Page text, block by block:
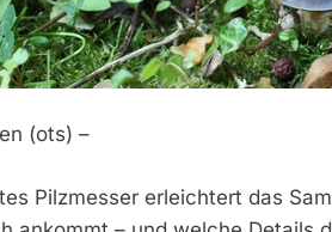
(ots) –
Pilzmesser erleichtert das